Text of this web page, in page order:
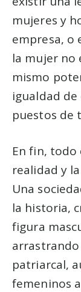
mujeres y
empresa, o
la mujer no
mismo
igualdad
puestos de
En fin, todo
realidad y
Una
la historia,
figura
patriarcal,
femeninos